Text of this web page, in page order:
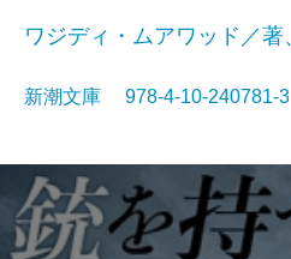
ワジディ・ムアワッド／著
新潮文庫 978-4-10-